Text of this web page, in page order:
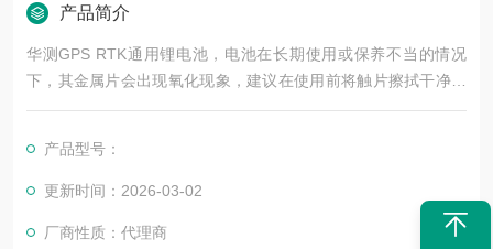
产品简介
华测GPS RTK通用锂电池，电池在长期使用或保养不当的情况
下，其金属片会出现氧化现象，建议在使用前将触片擦拭干净；
新电池经过3-5次充放电循环后，其内部的化学物质才会被全
产品型号：
更新时间：2026-03-02
厂商性质：代理商